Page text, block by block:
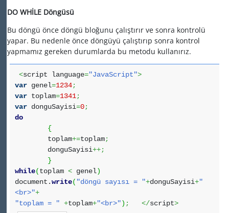
DO WHİLE Döngüsü
Bu döngü önce döngü bloğunu çalıştırır ve sonra kontrolü
yapar. Bu nedenle önce döngüyü çalıştırıp sonra kontrol
yapmamız gereken durumlarda bu metodu kullanırız.
<script language="JavaScript">
var genel=1234;
var toplam=1341;
var donguSayisi=0;
do
{
toplam+=toplam;
donguSayisi++;
}
while(toplam < genel)
document.write( "döngü sayısı = "+donguSayisi+"
<br>"+
"toplam = " +toplam+"<br>") ; </script>